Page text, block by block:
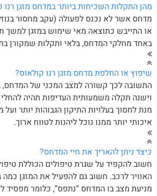
התקלות השכיחות ביותר במדחס מזגן רנו
אשר לא נכנס לפעולה (עקב מחסור בנוזל
התייבש כתוצאה מאי שימוש במזגן למשך
מחלקי המדחס, בלאי ותקלות שמקורן
או החלפת מדחס מזגן רנו קולאוס?
לכך קשורה למצב המכני של המדחס,
תקלה משמעותית העדיפות תהיה להחליף
לחסוך בעלויות התיקון הגבוהות יותר ועל
יותר ממנו נוכל ליהנות לטווח ארוך.
ניתן להאריך את חיי המדחס?
להקפיד על שגרת טיפולים הכוללת טיפול
לרכב. חשוב גם להפעיל את המזגן כמה
מצב בו המדחס “נתפס”, כלומר מפסיד